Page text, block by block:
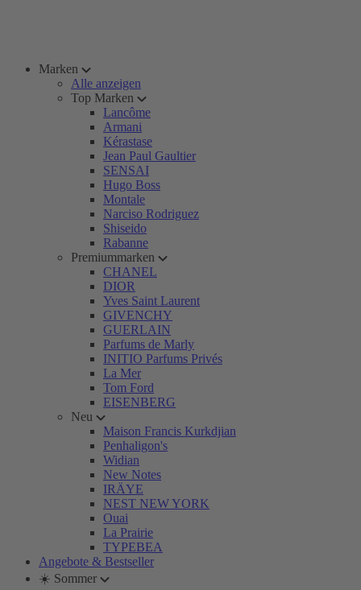
Marken
Alle anzeigen
Top Marken
Lancôme
Armani
Kérastase
Jean Paul Gaultier
SENSAI
Hugo Boss
Montale
Narciso Rodriguez
Shiseido
Rabanne
Premiummarken
CHANEL
DIOR
Yves Saint Laurent
GIVENCHY
GUERLAIN
Parfums de Marly
INITIO Parfums Privés
La Mer
Tom Ford
EISENBERG
Neu
Maison Francis Kurkdjian
Penhaligon's
Widian
New Notes
IRÄYE
NEST NEW YORK
Ouai
La Prairie
TYPEBEA
Angebote & Bestseller
☀️ Sommer